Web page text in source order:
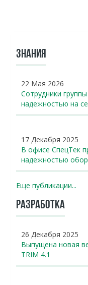
ЗНАНИЯ
22 Мая 2026
Сотрудники
надежностью на
17 Декабря 2025
В офисе СпецТек
надежностью
Еще публикации...
РАЗРАБОТКА
26 Декабря 2025
Выпущена новая
TRIM 4.1